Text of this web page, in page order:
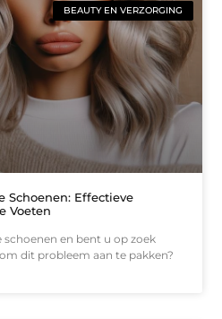
BEAUTY EN VERZORGING
Schoenen: Effectieve
Voeten
en bent u op zoek
dit probleem aan te pakken?